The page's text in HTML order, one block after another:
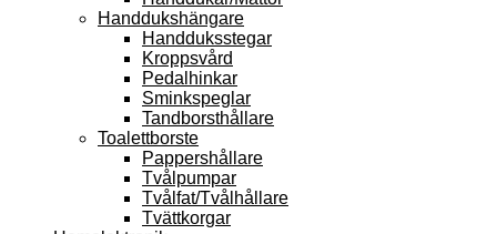
Handdukshängare
Handduksstegar
Kroppsvård
Pedalhinkar
Sminkspeglar
Tandborsthållare
Toalettborste
Pappershållare
Tvålpumpar
Tvålfat/Tvålhållare
Tvättkorgar